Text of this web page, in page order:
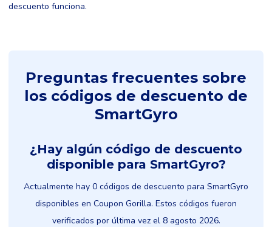
descuento funciona.
Preguntas frecuentes sobre
los códigos de descuento de
SmartGyro
¿Hay algún código de descuento
disponible para SmartGyro?
Actualmente hay 0 códigos de descuento para SmartGyro
disponibles en Coupon Gorilla. Estos códigos fueron
verificados por última vez el 8 agosto 2026.